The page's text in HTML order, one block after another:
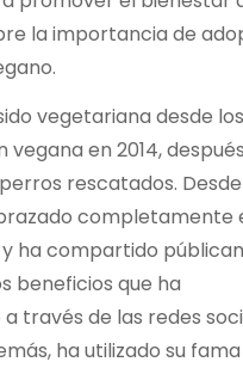
la importancia de
vegetariana desde los
vegana en 2014,
rescatados. Desde
completamente
ha compartido
beneficios que ha
través de las redes
ha utilizado su